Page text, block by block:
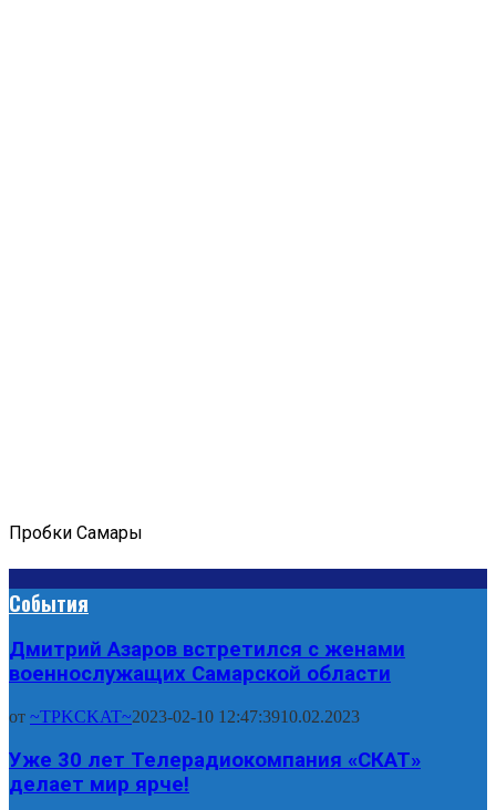
Пробки Самары
События
Дмитрий Азаров встретился с женами
военнослужащих Самарской области
от ~TPKCKAT~2023-02-10 12:47:3910.02.2023
Уже 30 лет Телерадиокомпания «СКАТ»
делает мир ярче!